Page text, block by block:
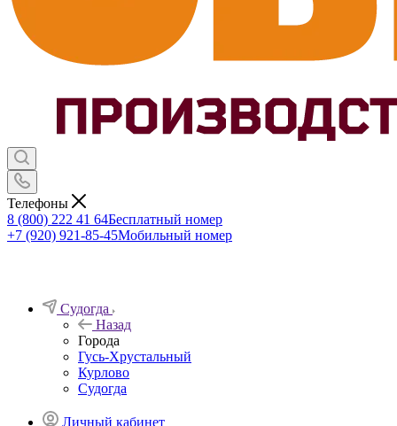
Телефоны
8 (800) 222 41 64Бесплатный номер
+7 (920) 921-85-45Мобильный номер
Судогда
Назад
Города
Гусь-Хрустальный
Курлово
Судогда
Личный кабинет